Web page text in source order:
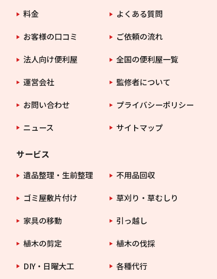
料金
よくある質問
お客様の口コミ
ご依頼の流れ
法人向け便利屋
全国の便利屋一覧
運営会社
監修者について
お問い合わせ
プライバシーポリシー
ニュース
サイトマップ
サービス
遺品整理・生前整理
不用品回収
ゴミ屋敷片付け
草刈り・草むしり
家具の移動
引っ越し
植木の剪定
植木の伐採
DIY・日曜大工
各種代行